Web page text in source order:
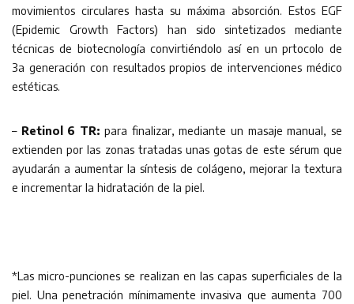
movimientos circulares hasta su máxima absorción. Estos EGF
(Epidemic Growth Factors) han sido sintetizados mediante
técnicas de biotecnología convirtiéndolo así en un prtocolo de
3a generación con resultados propios de intervenciones médico
estéticas.
– Retinol 6 TR: para finalizar, mediante un masaje manual, se
extienden por las zonas tratadas unas gotas de este sérum que
ayudarán a aumentar la síntesis de colágeno, mejorar la textura
e incrementar la hidratación de la piel.
*Las micro-punciones se realizan en las capas superficiales de la
piel. Una penetración mínimamente invasiva que aumenta 700